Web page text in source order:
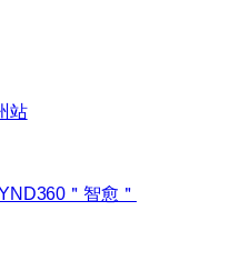
站
＂智愈＂